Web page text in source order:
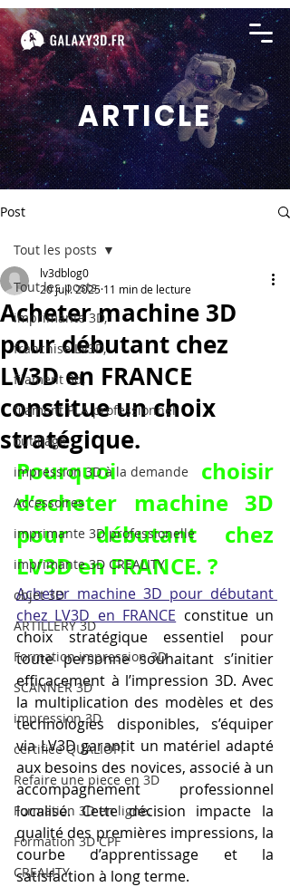
ARTICLE
Post
Tout les posts
imprimante 3D,
franchise LV3D,
filament 3d,
filament PLA professionnel
outillage
impression 3D à la demande
Accessoires
imprimante 3D professionelle
imprimante 3D CREALITY
objet 3D
ARTILLERY 3D
Formation impression 3D
SCANNER 3D
impression 3D
certifiée QUALIOPI
Refaire une piece en 3D
Formation 3D en ligne.
Formation 3D CPF
CREALITY,
Tout les posts
Acheter machine 3D
pour débutant chez
LV3D en FRANCE
constitue un choix
stratégique.
lv3dblog0
20 juil. 2025 11 min de lecture
Pourquoi choisir
d’acheter machine 3D
pour débutant chez
LV3D en FRANCE. ?
Acheter machine 3D pour débutant
chez LV3D en FRANCE constitue un
choix stratégique essentiel pour
toute personne souhaitant s’initier
efficacement à l’impression 3D. Avec
la multiplication des modèles et des
technologies disponibles, s’équiper
via LV3D garantit un matériel adapté
aux besoins des novices, associé à un
accompagnement professionnel
localisé. Cette décision impacte la
qualité des premières impressions, la
courbe d’apprentissage et la
satisfaction à long terme.